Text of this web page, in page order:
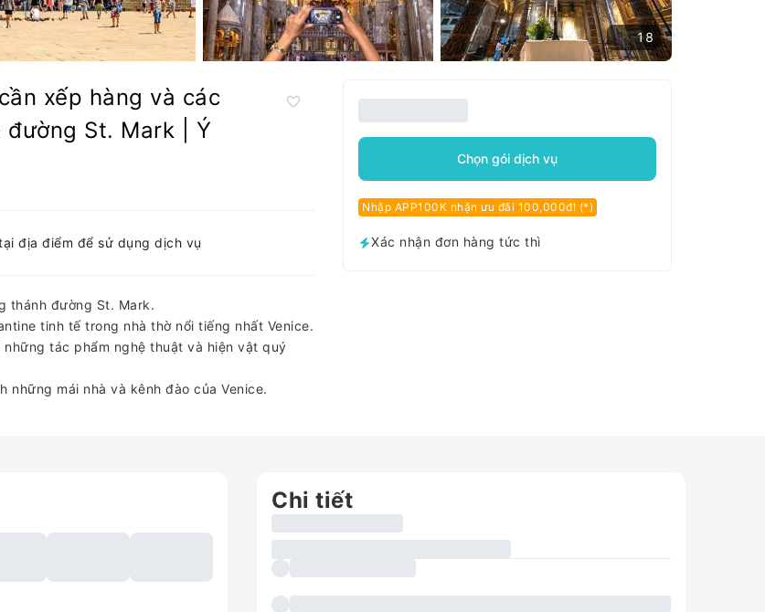
18
xếp hàng và các
St. Mark | Ý
địa điểm để sử dụng dịch vụ
thánh đường St. Mark.
tinh tế trong nhà thờ nổi tiếng nhất Venice.
tác phẩm nghệ thuật và hiện vật quý
những mái nhà và kênh đào của Venice.
Chọn gói dịch vụ
Nhập APP100K nhận ưu đãi 100,000đ! (*)
Xác nhận đơn hàng tức thì
Chi tiết